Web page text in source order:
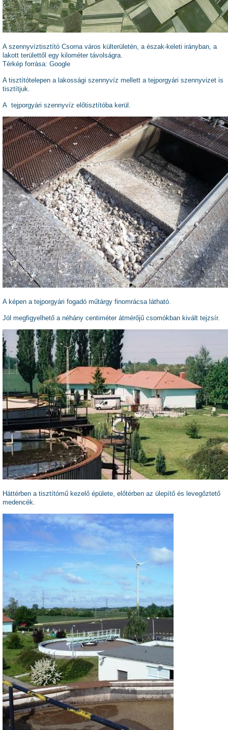
A szennyvíztisztító Csorna város külterületén, a észak-keleti irányban, a
lakott területtől egy kilométer távolságra.
Térkép forrása: Google
A tisztítótelepen a lakossági szennyvíz mellett a tejporgyári szennyvizet is
tisztítjuk.
A tejporgyári szennyvíz előtisztítóba kerül.
A képen a tejporgyári fogadó műtárgy finomrácsa látható.
Jól megfigyelhető a néhány centiméter átmérőjű csomókban kivált tejzsír.
Háttérben a tisztítómű kezelő épülete, előtérben az ülepítő és levegőztető
medencék.